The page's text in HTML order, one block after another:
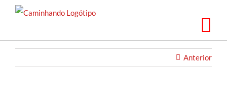
Saltar
Anterior